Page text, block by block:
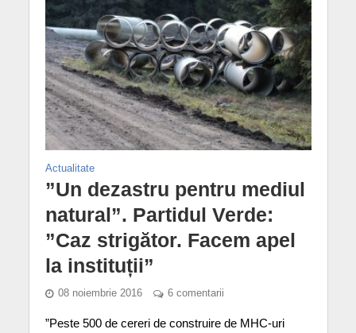
Actualitate
”Un dezastru pentru mediul
natural”. Partidul Verde:
”Caz strigător. Facem apel
la instituții”
08 noiembrie 2016 6 comentarii
”Peste 500 de cereri de construire de MHC-uri